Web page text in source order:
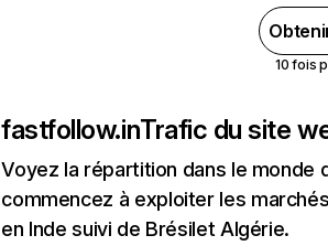
10 fois
fastfollow.inTrafic du site
Voyez la répartition dans le
commencez à exploiter les
en Inde suivi de Brésilet Algérie.